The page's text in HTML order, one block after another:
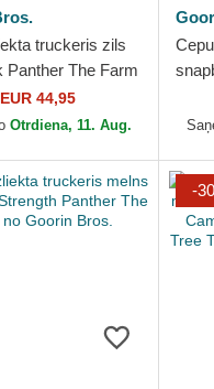
truckeris zils
Panther The Farm
Bros.
EUR 44,95
Otrdiena, 11. Aug.
Bros.
-